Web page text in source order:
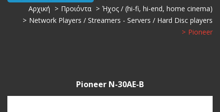
Αρχική
Προιόντα
Ήχος / (hi-fi, hi-end, home cinema)
Network Players / Streamers - Servers / Hard Disc players
Pioneer
Pioneer N-30AE-B